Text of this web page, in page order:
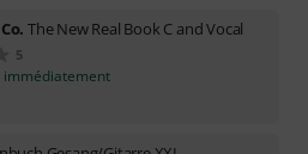
The New Real Book C and Vocal
5
immédiatement